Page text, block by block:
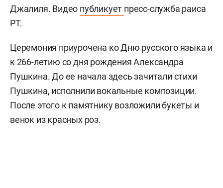
Джалиля. Видео публикует пресс-служба раиса
РТ.
Церемония приурочена ко Дню русского языка и
к 266-летию со дня рождения Александра
Пушкина. До ее начала здесь зачитали стихи
Пушкина, исполнили вокальные композиции.
После этого к памятнику возложили букеты и
венок из красных роз.